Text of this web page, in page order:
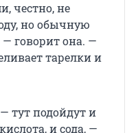
честно, не
но обычную
говорит она. —
тарелки и
тут подойдут и
и сода, —